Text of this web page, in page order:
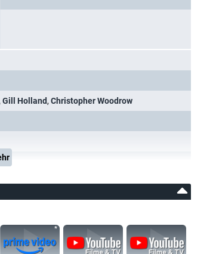
Gill Holland, Christopher Woodrow